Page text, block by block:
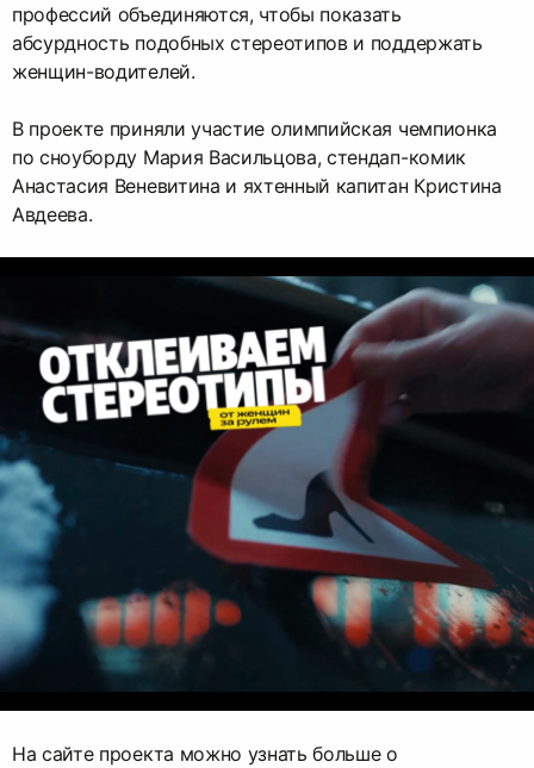
профессий объединяются, чтобы показать
абсурдность подобных стереотипов и поддержать
женщин-водителей.
В проекте приняли участие олимпийская чемпионка
по сноуборду Мария Васильцова, стендап-комик
Анастасия Веневитина и яхтенный капитан Кристина
Авдеева.
На сайте проекта можно узнать больше о